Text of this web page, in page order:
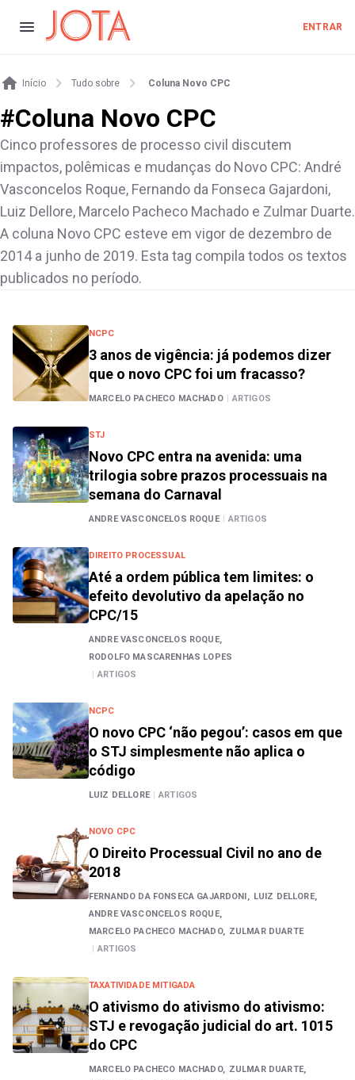
ENTRAR
Início Tudo sobre Coluna Novo CPC
#Coluna Novo CPC
Cinco professores de processo civil discutem
impactos, polêmicas e mudanças do Novo CPC: André
Vasconcelos Roque, Fernando da Fonseca Gajardoni,
Luiz Dellore, Marcelo Pacheco Machado e Zulmar Duarte.
A coluna Novo CPC esteve em vigor de dezembro de
2014 a junho de 2019. Esta tag compila todos os textos
publicados no período.
NCPC
3 anos de vigência: já podemos dizer
que o novo CPC foi um fracasso?
MARCELO PACHECO MACHADO | ARTIGOS
STJ
Novo CPC entra na avenida: uma
trilogia sobre prazos processuais na
semana do Carnaval
ANDRE VASCONCELOS ROQUE | ARTIGOS
DIREITO PROCESSUAL
Até a ordem pública tem limites: o
efeito devolutivo da apelação no
CPC/15
ANDRE VASCONCELOS ROQUE,
RODOLFO MASCARENHAS LOPES
| ARTIGOS
NCPC
O novo CPC ‘não pegou’: casos em que
o STJ simplesmente não aplica o
código
LUIZ DELLORE | ARTIGOS
NOVO CPC
O Direito Processual Civil no ano de
2018
FERNANDO DA FONSECA GAJARDONI, LUIZ DELLORE,
ANDRE VASCONCELOS ROQUE,
MARCELO PACHECO MACHADO, ZULMAR DUARTE
| ARTIGOS
TAXATIVIDADE MITIGADA
O ativismo do ativismo do ativismo:
STJ e revogação judicial do art. 1015
do CPC
MARCELO PACHECO MACHADO, ZULMAR DUARTE,